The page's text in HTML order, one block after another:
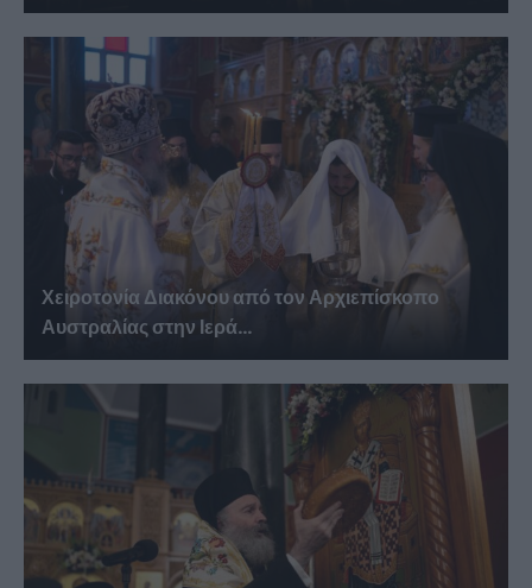
Χειροτονία Διακόνου από τον Αρχιεπίσκοπο
Αυστραλίας στην Ιερά...